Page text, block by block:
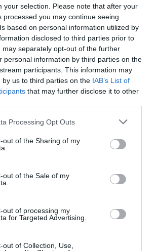
your selection. Please note that after your
processed you may continue seeing
based on personal information utilized by
disclosed to third parties prior to
may separately opt-out of the further
personal information by third parties on the
participants. This information may
by us to third parties on the IAB’s List of
that may further disclose it to other
Processing Opt Outs
out of the Sharing of my
out of the Sale of my
out of processing my
for Targeted Advertising.
out of Collection, Use,